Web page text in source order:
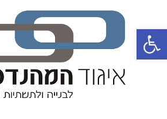
פתח סרגל נגישות